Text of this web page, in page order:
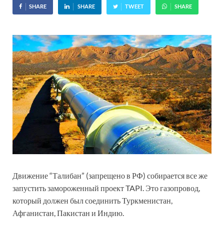
SHARE SHARE TWEET SHARE
Движение “Талибан” (запрещено в РФ) собирается все же
запустить замороженный проект TAPI. Это газопровод,
который должен был соединить Туркменистан,
Афганистан, Пакистан и Индию.